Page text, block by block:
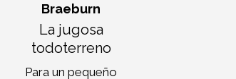
Braeburn
La jugosa
todoterreno
Para un pequeño